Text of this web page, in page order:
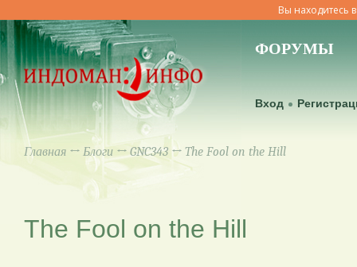
Вы находитесь
ФОРУМЫ
Вход
Главная ↔ Блоги ↔GNC343 ↔ The Fool on the Hill
The Fool on the Hill